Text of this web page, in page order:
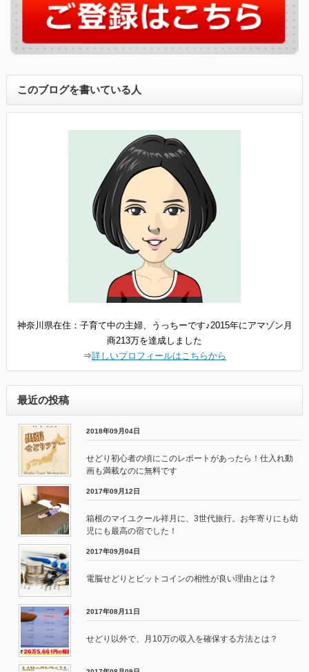
このブログを書いている人
神奈川県在住：子育て中の主婦、うっちーです♪2015年にアマゾン月
商213万を達成しました
⇒詳しいプロフィールはこちらから
最近の投稿
2018年09月04日
せどり初心者の頃にこのレポートがあったら！仕入れ動
画も満載なのに無料です
2017年09月12日
箱根のマイユクール祥月に、3世代旅行。お年寄りにも幼
児にも最高の宿でした！
2017年09月04日
電脳せどりとビットコインの相性が良い理由とは？
2017年08月11日
せどり以外で、月10万の収入を確保する方法とは？